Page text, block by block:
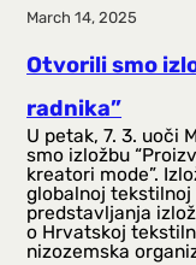
March 14, 2025
Otvorili smo
radnika”
U petak, 7. 3. uoči
smo izložbu
kreatori mode”.
globalnoj
predstavljanja
o Hrvatskoj
nizozemska